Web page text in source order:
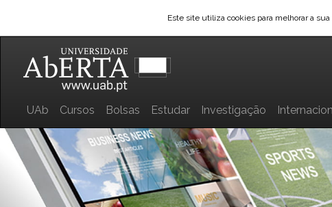
Este site utiliza cookies para melhorar a
UAb Cursos Bolsas Estudar Investigação